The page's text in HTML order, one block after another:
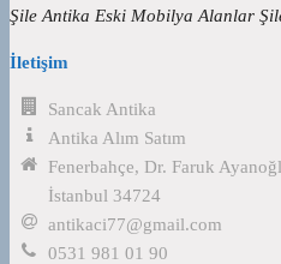
Şile Antika Eski Mobilya Alanlar
İletişim
Sancak Antika
Antika Alım Satım
Fenerbahçe, Dr. Faruk
İstanbul 34724
antikaci77@gmail.com
0531 981 01 90